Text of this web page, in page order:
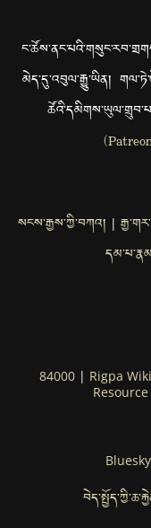
མེད་དུ་འབུལ་རྒྱུ་ཡིན།
སངས་རྒྱས་ཀྱི་བཀའ། |
84000| Rigpa Wiki
Bluesky